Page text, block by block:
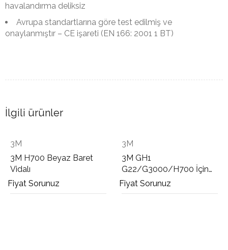
havalandırma deliksiz
Avrupa standartlarına göre test edilmiş ve
onaylanmıştır – CE işareti (EN 166: 2001 1 BT)
İlgili ürünler
3M
3M H700 Beyaz Baret
Vidalı
Fiyat Sorunuz
3M
3M GH1
G22/G3000/H700 İçin
Çene Bandı
Fiyat Sorunuz